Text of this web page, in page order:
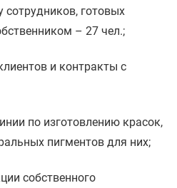
готовых
– 27 чел.;
и контракты с
по изготовлению красок,
пигментов для них;
собственного